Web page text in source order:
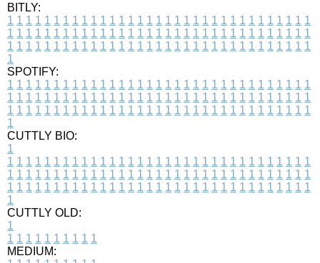
BITLY:
1 1 1 1 1 1 1 1 1 1 1 1 1 1 1 1 1 1 1 1 1 1 1 1 1 1 1 1 1 1 1 1 1
1 1 1 1 1 1 1 1 1 1 1 1 1 1 1 1 1 1 1 1 1 1 1 1 1 1 1 1 1 1 1 1 1
1 1 1 1 1 1 1 1 1 1 1 1 1 1 1 1 1 1 1 1 1 1 1 1 1 1 1 1 1 1 1 1 1
1
SPOTIFY:
1 1 1 1 1 1 1 1 1 1 1 1 1 1 1 1 1 1 1 1 1 1 1 1 1 1 1 1 1 1 1 1 1
1 1 1 1 1 1 1 1 1 1 1 1 1 1 1 1 1 1 1 1 1 1 1 1 1 1 1 1 1 1 1 1 1
1 1 1 1 1 1 1 1 1 1 1 1 1 1 1 1 1 1 1 1 1 1 1 1 1 1 1 1 1 1 1 1 1
1
CUTTLY BIO:
1
1 1 1 1 1 1 1 1 1 1 1 1 1 1 1 1 1 1 1 1 1 1 1 1 1 1 1 1 1 1 1 1 1
1 1 1 1 1 1 1 1 1 1 1 1 1 1 1 1 1 1 1 1 1 1 1 1 1 1 1 1 1 1 1 1 1
1 1 1 1 1 1 1 1 1 1 1 1 1 1 1 1 1 1 1 1 1 1 1 1 1 1 1 1 1 1 1 1 1
1
CUTTLY OLD:
1
1 1 1 1 1 1 1 1 1 1
MEDIUM: